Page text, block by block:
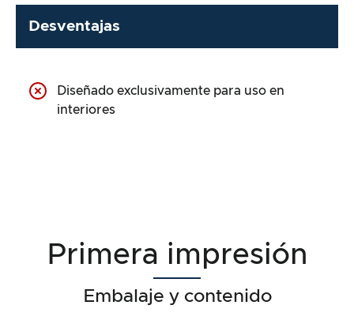
Desventajas
Diseñado exclusivamente para uso en
interiores
Primera impresión
Embalaje y contenido